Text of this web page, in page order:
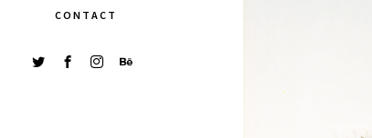
CONTACT